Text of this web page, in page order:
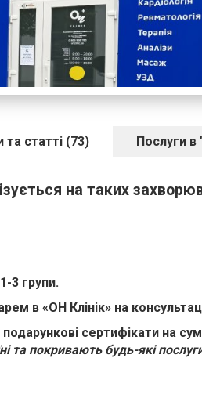
та статті (73) Послуги в
на таких
3 групи.
в «ОН Клінік» на
сертифікати на
та покривають будь-які